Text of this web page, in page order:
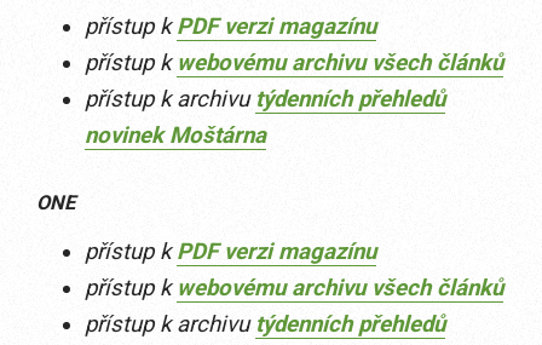
přístup kPDF verzi magazínu
přístup k webovému archivu všech článků
přístup k archivu týdenních přehledů
novinek Moštárna
ONE
přístup kPDF verzi magazínu
přístup kwebovému archivu všech článků
přístup k archivu týdenních přehledů